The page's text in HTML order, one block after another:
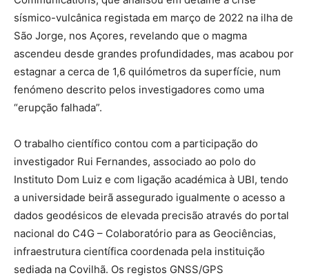
sísmico-vulcânica registada em março de 2022 na ilha de
São Jorge, nos Açores, revelando que o magma
ascendeu desde grandes profundidades, mas acabou por
estagnar a cerca de 1,6 quilómetros da superfície, num
fenómeno descrito pelos investigadores como uma
“erupção falhada”.
O trabalho científico contou com a participação do
investigador Rui Fernandes, associado ao polo do
Instituto Dom Luiz e com ligação académica à UBI, tendo
a universidade beirã assegurado igualmente o acesso a
dados geodésicos de elevada precisão através do portal
nacional do C4G – Colaboratório para as Geociências,
infraestrutura científica coordenada pela instituição
sediada na Covilhã. Os registos GNSS/GPS